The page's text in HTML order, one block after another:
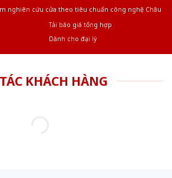
nghiên cứu cửa theo tiêu chuẩn công nghệ Châu
Tải báo giá tổng hợp
Dành cho đại lý
KHÁCH HÀNG